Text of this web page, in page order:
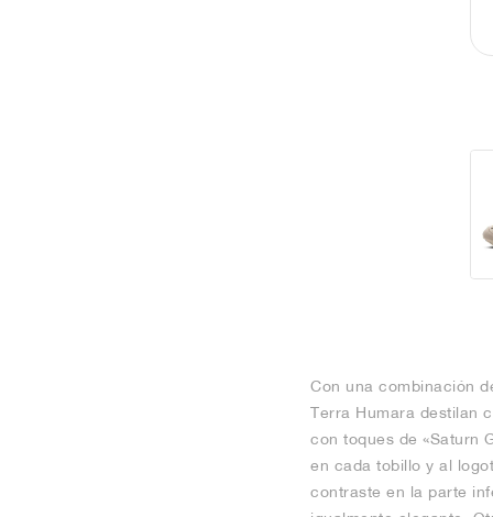
Con una combinación
Terra Humara destilan
con toques de «Saturn
en cada tobillo y al
contraste en la parte